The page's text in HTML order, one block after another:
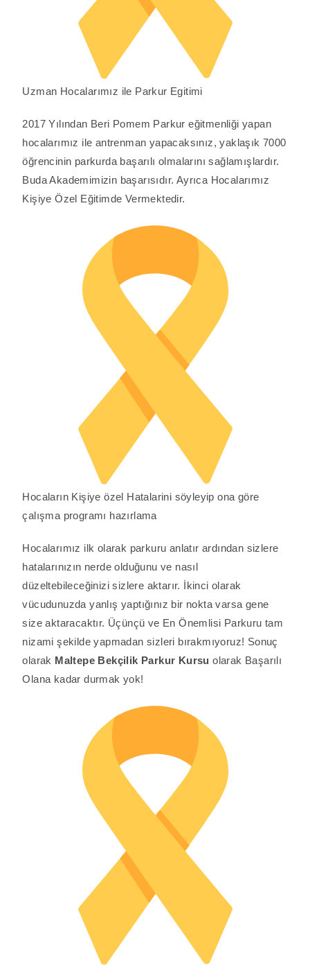
Uzman Hocalarımız ile Parkur Egitimi
2017 Yılından Beri Pomem Parkur eğitmenliği yapan
hocalarımız ile antrenman yapacaksınız, yaklaşık 7000
öğrencinin parkurda başarılı olmalarını sağlamışlardır.
Buda Akademimizin başarısıdır. Ayrıca Hocalarımız
Kişiye Özel Eğitimde Vermektedir.
Hocaların Kişiye özel Hatalarini söyleyip ona göre
çalışma programı hazırlama
Hocalarımız ilk olarak parkuru anlatır ardından sizlere
hatalarınızın nerde olduğunu ve nasıl
düzeltebileceğinizi sizlere aktarır. İkinci olarak
vücudunuzda yanlış yaptığınız bir nokta varsa gene
size aktaracaktır. Üçünçü ve En Önemlisi Parkuru tam
nizami şekilde yapmadan sizleri bırakmıyoruz! Sonuç
olarak Maltepe Bekçilik Parkur Kursu olarak Başarılı
Olana kadar durmak yok!